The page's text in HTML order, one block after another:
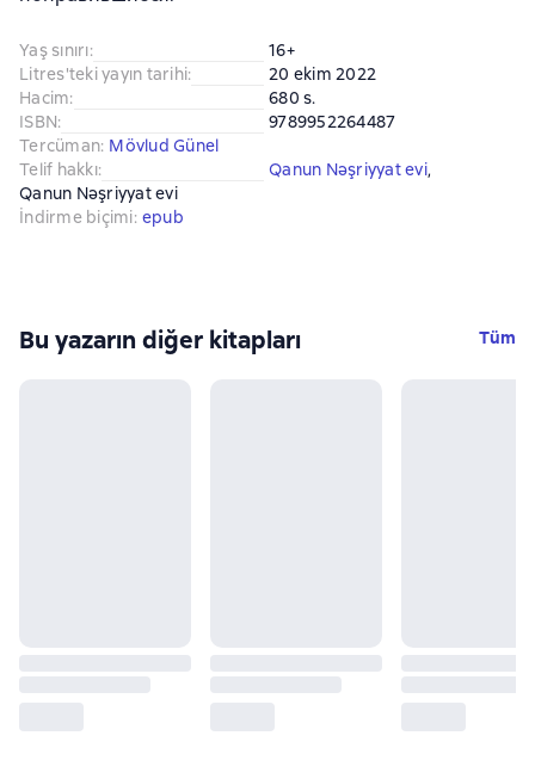
Yaş sınırı:
16+
Litres'teki yayın tarihi:
20 ekim 2022
Hacim:
680 s.
ISBN:
9789952264487
Tercüman: Mövlud Günel
Telif hakkı: Qanun Nəşriyyat evi,
Qanun Nəşriyyat evi
İndirme biçimi: epub
Bu yazarın diğer kitapları Tüm